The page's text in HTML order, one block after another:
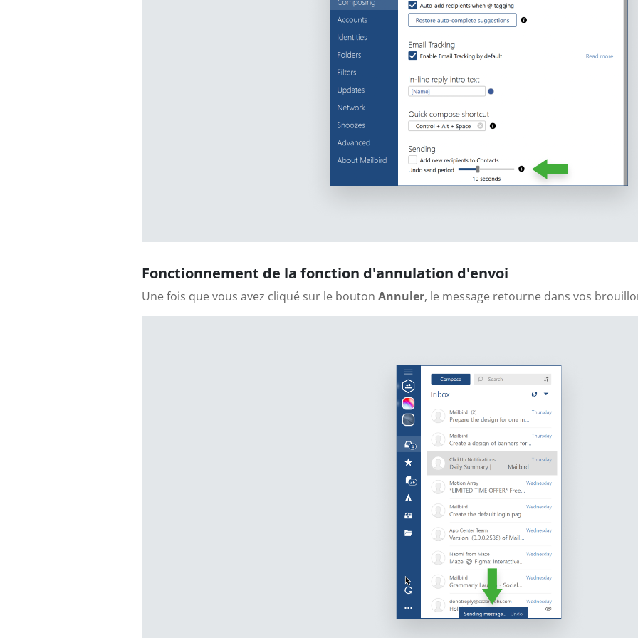
Fonctionnement de la fonction d'annulation d'envoi
Une fois que vous avez cliqué sur le bouton Annuler, le message retourne dans vos